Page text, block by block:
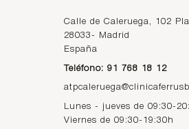
Calle de Caleruega, 102
28033-
Madrid
España
Teléfono: 91 768 18 12
Lunes - jueves de 09:30-
Viernes de 09:30-19:30h